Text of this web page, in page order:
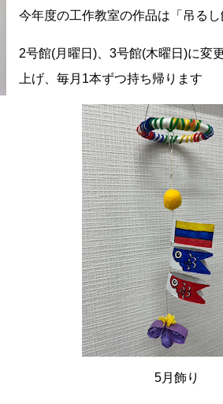
今年度の工作教室の作品は「吊る
2号館(月曜日)、3号館(木曜日)に変
上げ、毎月1本ずつ持ち帰ります
5月飾り